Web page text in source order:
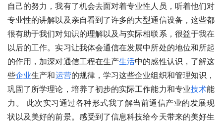
自己的努力，我有了机会去面对着专业性人员，听着他们对
专业性的讲解以及亲自看到了许多的大型通信设备，这些都
很有助于我们对知识的理解以及与实际相联系，很益于我在
以后的工作。实习让我体会通信在发展中所处的地位和所起
的作用，加深对通信工程在生产生活中的感性认识，了解这
些企业生产和运营的规律，学习这些企业组织和管理知识，
巩固了所学理论，培养了初步的实际工作能力和专业技术能
力。 此次实习通过各种形式我了解当前通信产业的发展现
状以及美好的前景。感受到了信息科技给今天带来的美好生